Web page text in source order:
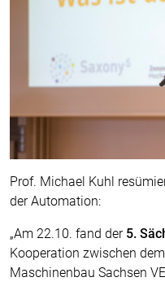
Prof. Michael Kuhl
der Automation:
„Am 22.10. fand der 5.
Kooperation zwischen
Maschinenbau Sachsen